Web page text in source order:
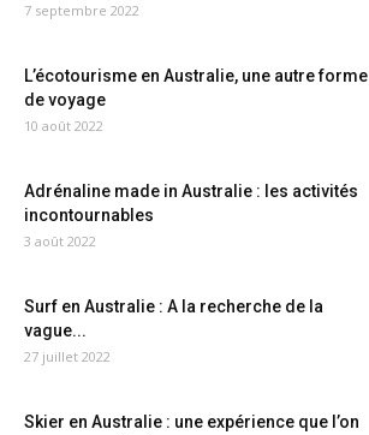
7 septembre 2022
L’écotourisme en Australie, une autre forme
de voyage
10 août 2022
Adrénaline made in Australie : les activités
incontournables
3 août 2022
Surf en Australie : A la recherche de la
vague...
27 juillet 2022
Skier en Australie : une expérience que l’on